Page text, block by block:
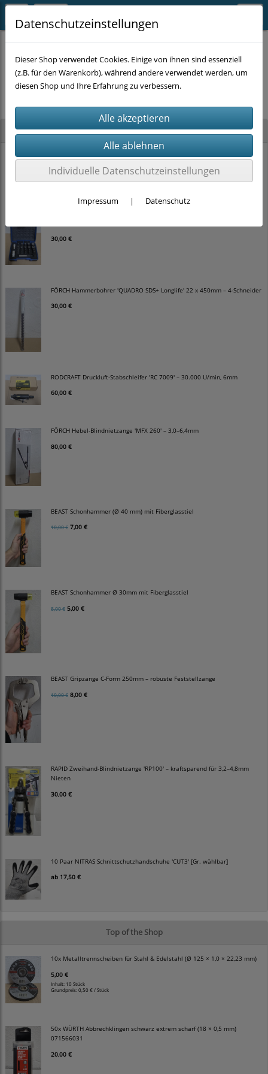
Neu im Shop
WERA Selbstjustierende Maulschlüssel 'Joker 6004' (5-teilig, 7–24mm) in
Schaumstoffeinlage
160,00 €
30,00 €
FÖRCH Hammerbohrer 'QUADRO SDS+ Longlife' 22 x 450mm – 4-Schneider
30,00 €
RODCRAFT Druckluft-Stabschleifer 'RC 7009' – 30.000 U/min, 6mm
60,00 €
FÖRCH Hebel-Blindnietzange 'MFX 260' – 3,0–6,4mm
80,00 €
BEAST Schonhammer (Ø 40 mm) mit Fiberglasstiel
10,00 € 7,00 €
BEAST Schonhammer Ø 30mm mit Fiberglasstiel
8,00 € 5,00 €
BEAST Gripzange C-Form 250mm – robuste Feststellzange
10,00 € 8,00 €
RAPID Zweihand-Blindnietzange 'RP100' – kraftsparend für 3,2–4,8mm
Nieten
30,00 €
10 Paar NITRAS Schnittschutzhandschuhe 'CUT3' [Gr. wählbar]
ab 17,50 €
Top of the Shop
10x Metalltrennscheiben für Stahl & Edelstahl (Ø 125 × 1,0 × 22,23 mm)
5,00 €
Inhalt: 10 Stück
Grundpreis:0,50 € / Stück
50x WÜRTH Abbrechklingen schwarz extrem scharf (18 × 0,5 mm)
071566031
20,00 €
Es wurden leider keine Produkte gefunden.
Datenschutzeinstellungen
Dieser Shop verwendet Cookies. Einige von ihnen sind essenziell
(z.B. für den Warenkorb), während andere verwendet werden, um
diesen Shop und Ihre Erfahrung zu verbessern.
Individuelle Datenschutzeinstellungen
Impressum | Datenschutz